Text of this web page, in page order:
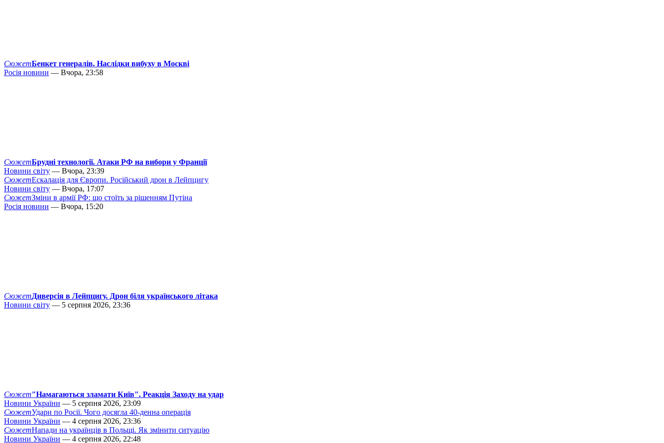
СюжетБенкет генералів. Наслідки вибуху в Москві
Росія новини — Вчора, 23:58
СюжетБрудні технології. Атаки РФ на вибори у Франції
Новини світу — Вчора, 23:39
СюжетЕскалація для Європи. Російський дрон в Лейпцигу
Новини світу — Вчора, 17:07
СюжетЗміни в армії РФ: що стоїть за рішенням Путіна
Росія новини — Вчора, 15:20
СюжетДиверсія в Лейпцигу. Дрон біля українського літака
Новини світу — 5 серпня 2026, 23:36
Сюжет"Намагаються зламати Київ". Реакція Заходу на удар
Новини України — 5 серпня 2026, 23:09
СюжетУдари по Росії. Чого досягла 40-денна операція
Новини України — 4 серпня 2026, 23:36
СюжетНапади на українців в Польщі. Як змінити ситуацію
Новини України — 4 серпня 2026, 22:48